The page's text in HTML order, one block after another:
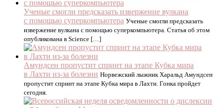
Ученые смогли предсказать извержение вулкана
с помощью суперкомпьютера Ученые смогли предсказать
извержение вулкана с помощью суперкомпьютера. Статья об этом
опубликована в Science […]
Амундсен пропустит спринт на этапе Кубка мира
в Лахти из-за болезни Норвежский лыжник Харальд Амундсен
пропустит спринт на этапе Кубка мира в Лахти. Гонка пройдет
сегодня.